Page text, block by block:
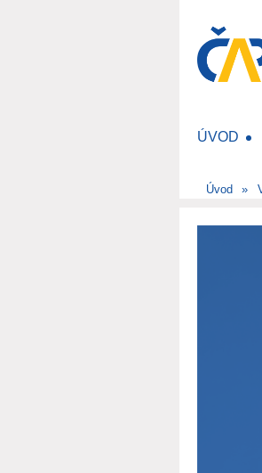
ÚVOD
Úvod